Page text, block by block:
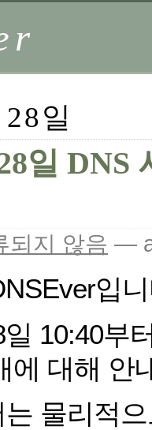
일
일 DNS
되지 않음 —
입
10:40부
에 대해 안
물리적